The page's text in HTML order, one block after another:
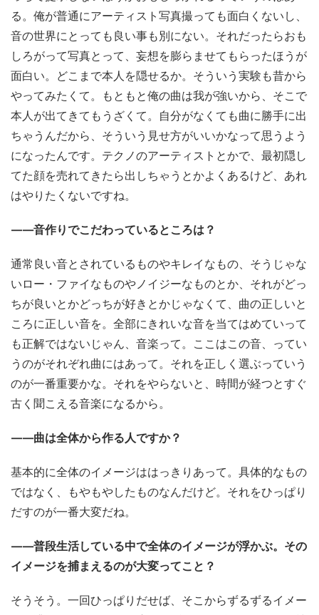
る。俺が普通にアーティスト写真撮っても面白くないし、
音の世界にとっても良い事も別にない。それだったらおも
しろがって写真とって、妄想を膨らませてもらったほうが
面白い。どこまで本人を隠せるか。そういう実験も昔から
やってみたくて。もともと俺の曲は我が強いから、そこで
本人が出てきてもうざくて。自分がなくても曲に勝手に出
ちゃうんだから、そういう見せ方がいいかなって思うよう
になったんです。テクノのアーティストとかで、最初隠し
てた顔を売れてきたら出しちゃうとかよくあるけど、あれ
はやりたくないですね。
——音作りでこだわっているところは？
通常良い音とされているものやキレイなもの、そうじゃな
いロー・ファイなものやノイジーなものとか、それがどっ
ちが良いとかどっちが好きとかじゃなくて、曲の正しいと
ころに正しい音を。全部にきれいな音を当てはめていって
も正解ではないじゃん、音楽って。ここはこの音、ってい
うのがそれぞれ曲にはあって。それを正しく選ぶっていう
のが一番重要かな。それをやらないと、時間が経つとすぐ
古く聞こえる音楽になるから。
——曲は全体から作る人ですか？
基本的に全体のイメージははっきりあって。具体的なもの
ではなく、もやもやしたものなんだけど。それをひっぱり
だすのが一番大変だね。
——普段生活している中で全体のイメージが浮かぶ。その
イメージを捕まえるのが大変ってこと？
そうそう。一回ひっぱりだせば、そこからずるずるイメー